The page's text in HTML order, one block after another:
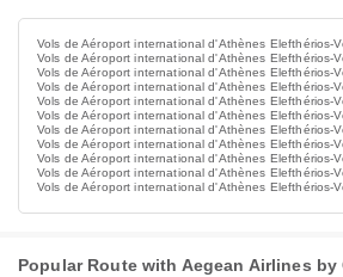
Vols de Aéroport international d'Athènes Elefthérios-
Vols de Aéroport international d'Athènes Elefthérios-
Vols de Aéroport international d'Athènes Elefthérios-
Vols de Aéroport international d'Athènes Elefthérios-
Vols de Aéroport international d'Athènes Elefthérios-
Vols de Aéroport international d'Athènes Elefthérios-
Vols de Aéroport international d'Athènes Elefthérios-
Vols de Aéroport international d'Athènes Elefthérios-
Vols de Aéroport international d'Athènes Elefthérios-
Vols de Aéroport international d'Athènes Elefthérios-
Vols de Aéroport international d'Athènes Elefthérios-
Popular Route with Aegean Airlines